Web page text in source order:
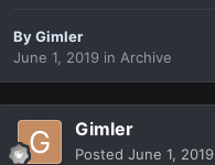
ByGimler
June 1, 2019 in Archive
Gimler
Posted June 1, 2019